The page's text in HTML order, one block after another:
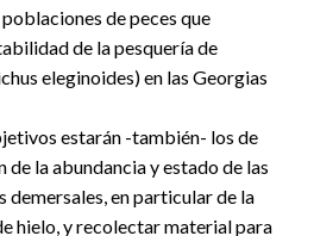
de peces que
de la pesquería de
eleginoides) en las Georgias
estarán -también- los de
la abundancia y estado de las
demersales, en particular de la
hielo, y recolectar material para